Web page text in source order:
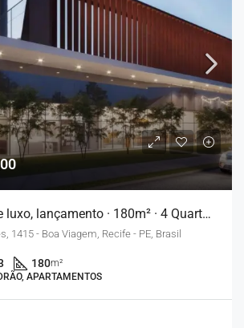
Apartamento de luxo, lançamento · 180m² · 4 Quartos · 3 Vagas – Recife
1415 - Boa Viagem, Recife - PE, Brasil
180m²
APARTAMENTOS